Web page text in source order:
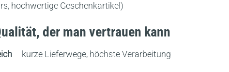
hochwertige Geschenkartikel)
der man vertrauen kann
– kurze Lieferwege, höchste Verarbeitung